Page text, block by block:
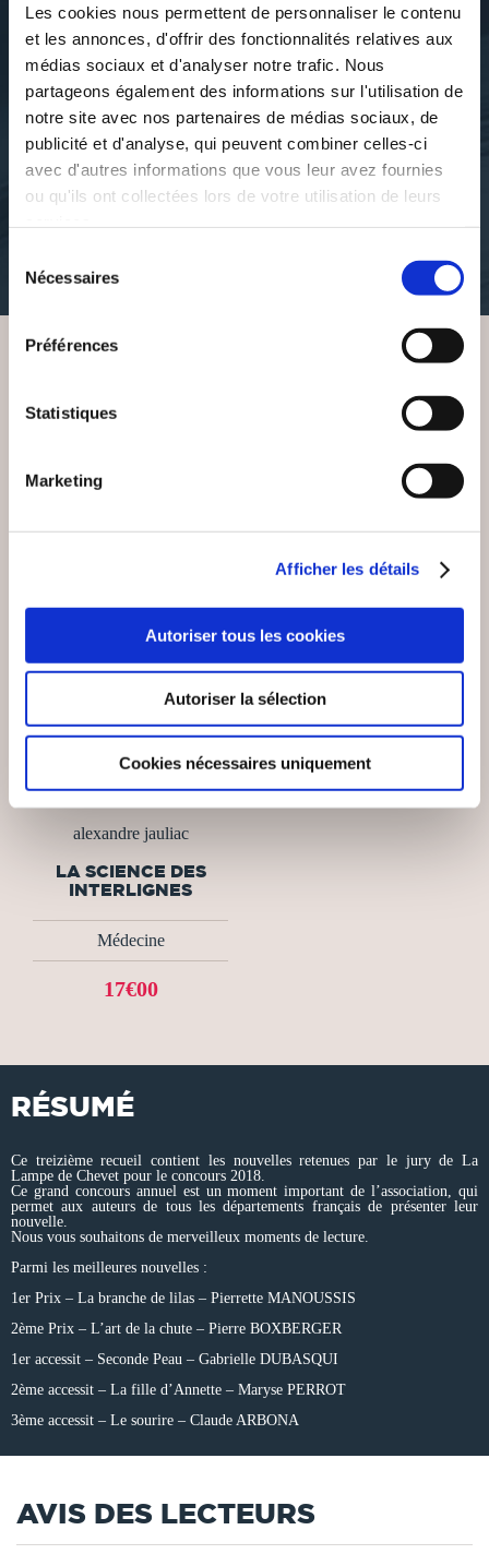
Les cookies nous permettent de personnaliser le contenu
et les annonces, d'offrir des fonctionnalités relatives aux
médias sociaux et d'analyser notre trafic. Nous
partageons également des informations sur l'utilisation de
notre site avec nos partenaires de médias sociaux, de
publicité et d'analyse, qui peuvent combiner celles-ci
avec d'autres informations que vous leur avez fournies
ou qu'ils ont collectées lors de votre utilisation de leurs
Nécessaires
Préférences
Statistiques
Marketing
Afficher les détails
Autoriser tous les cookies
Autoriser la sélection
Cookies nécessaires uniquement
Jean-François Coubau
ECHEC À MARSEILLE
polars
Jean-Claude FAYE
EN CONFLIT AVEC SES
RACINES
romans
(0 avis)
alexandre jauliac
LA SCIENCE DES
INTERLIGNES
Médecine
17€00
RÉSUMÉ
Ce treizième recueil contient les nouvelles retenues par le jury de La
Lampe de Chevet pour le concours 2018.
Ce grand concours annuel est un moment important de l’association, qui
permet aux auteurs de tous les départements français de présenter leur
nouvelle.
Nous vous souhaitons de merveilleux moments de lecture.
Parmi les meilleures nouvelles :
1er Prix – La branche de lilas – Pierrette MANOUSSIS
2ème Prix – L’art de la chute – Pierre BOXBERGER
1er accessit – Seconde Peau – Gabrielle DUBASQUI
2ème accessit – La fille d’Annette – Maryse PERROT
3ème accessit – Le sourire – Claude ARBONA
AVIS DES LECTEURS